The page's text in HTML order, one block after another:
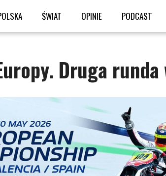
ŚWIAT OPINIE PODCAST
Druga